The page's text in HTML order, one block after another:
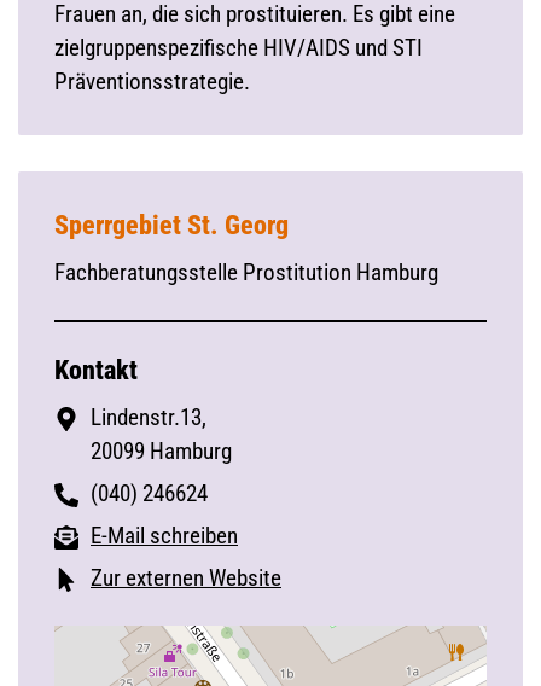
Frauen an, die sich prostituieren. Es gibt eine
zielgruppenspezifische HIV/AIDS und STI
Präventionsstrategie.
Sperrgebiet St. Georg
Fachberatungsstelle Prostitution Hamburg
Kontakt
Lindenstr.13,
20099 Hamburg
(040) 246624
E-Mail schreiben
Zur externen Website